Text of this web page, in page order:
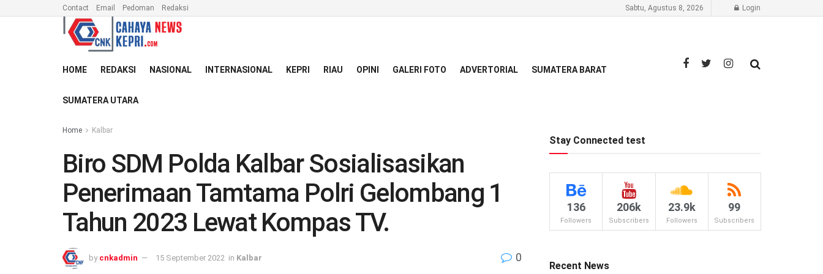
Contact Email Pedoman Redaksi Sabtu, Agustus 8, 2026 Login
HOME REDAKSI NASIONAL INTERNASIONAL KEPRI RIAU OPINI GALERI FOTO ADVERTORIAL SUMATERA BARAT
SUMATERA UTARA
Home Kalbar
Biro SDM Polda Kalbar Sosialisasikan
Penerimaan Tamtama Polri Gelombang 1
Tahun 2023 Lewat Kompas TV.
by cnkadmin 15 September 2022 in Kalbar 0
Stay Connected test
136
Followers
206k
Subscribers
23.9k
Followers
99
Subscribers
Recent News